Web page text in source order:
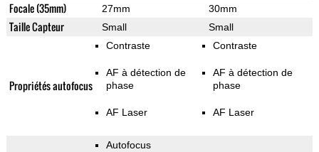
Focale (35mm) 27mm 30mm
Taille Capteur Small Small
Propriétés autofocus
Contraste
AF à détection de
phase
AF Laser
Contraste
AF à détection de
phase
AF Laser
Autofocus